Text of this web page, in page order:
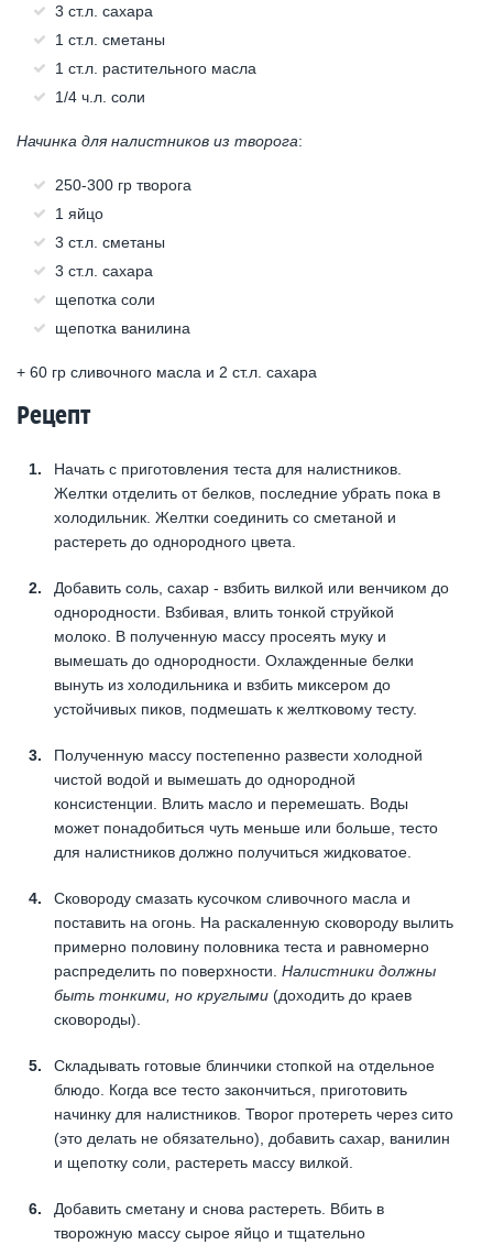
3 ст.л. сахара
1 ст.л. сметаны
1 ст.л. растительного масла
1/4 ч.л. соли
Начинка для налистников из творога:
250-300 гр творога
1 яйцо
3 ст.л. сметаны
3 ст.л. сахара
щепотка соли
щепотка ванилина
+ 60 гр сливочного масла и 2 ст.л. сахара
Рецепт
Начать с приготовления теста для налистников.
Желтки отделить от белков, последние убрать пока в
холодильник. Желтки соединить со сметаной и
растереть до однородного цвета.
Добавить соль, сахар - взбить вилкой или венчиком до
однородности. Взбивая, влить тонкой струйкой
молоко. В полученную массу просеять муку и
вымешать до однородности. Охлажденные белки
вынуть из холодильника и взбить миксером до
устойчивых пиков, подмешать к желтковому тесту.
Полученную массу постепенно развести холодной
чистой водой и вымешать до однородной
консистенции. Влить масло и перемешать. Воды
может понадобиться чуть меньше или больше, тесто
для налистников должно получиться жидковатое.
Сковороду смазать кусочком сливочного масла и
поставить на огонь. На раскаленную сковороду вылить
примерно половину половника теста и равномерно
распределить по поверхности. Налистники должны
быть тонкими, но круглыми (доходить до краев
сковороды).
Складывать готовые блинчики стопкой на отдельное
блюдо. Когда все тесто закончиться, приготовить
начинку для налистников. Творог протереть через сито
(это делать не обязательно), добавить сахар, ванилин
и щепотку соли, растереть массу вилкой.
Добавить сметану и снова растереть. Вбить в
творожную массу сырое яйцо и тщательно